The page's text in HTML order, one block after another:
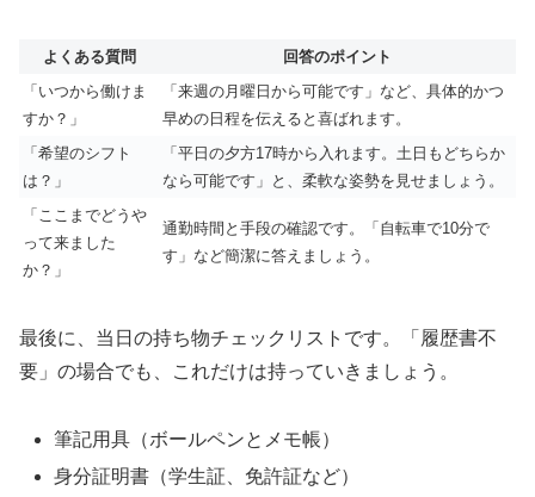
よくある質問
回答のポイント
「いつから働けま
すか？」
「来週の月曜日から可能です」など、具体的かつ
早めの日程を伝えると喜ばれます。
「希望のシフト
は？」
「平日の夕方17時から入れます。土日もどちらか
なら可能です」と、柔軟な姿勢を見せましょう。
「ここまでどうや
って来ました
か？」
通勤時間と手段の確認です。「自転車で10分で
す」など簡潔に答えましょう。
最後に、当日の持ち物チェックリストです。「履歴書不
要」の場合でも、これだけは持っていきましょう。
筆記用具（ボールペンとメモ帳）
身分証明書（学生証、免許証など）